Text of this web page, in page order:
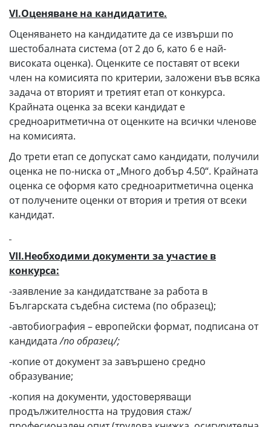
VI.Оценяване на кандидатите.
Оценяването на кандидатите да се извърши по
шестобалната система (от 2 до 6, като 6 е най-
високата оценка). Оценките се поставят от всеки
член на комисията по критерии, заложени във всяка
задача от вторият и третият етап от конкурса.
Крайната оценка за всеки кандидат е
средноаритметична от оценките на всички членове
на комисията.
До трети етап се допускат само кандидати, получили
оценка не по-ниска от „Много добър 4.50“. Крайната
оценка се оформя като средноаритметична оценка
от получените оценки от втория и третия от всеки
кандидат.
VII.Необходими документи за участие в
конкурса:
-заявление за кандидатстване за работа в
Българската съдебна система (по образец);
-автобиография – европейски формат, подписана от
кандидата/по образец/;
-копие от документ за завършено средно
образувание;
-копия на документи, удостоверяващи
продължителността на трудовия стаж/